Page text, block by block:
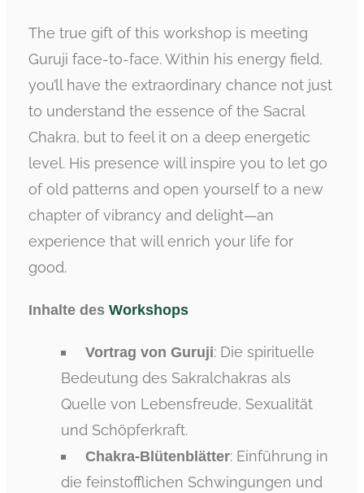
The true gift of this workshop is meeting
Guruji face-to-face. Within his energy field,
you’ll have the extraordinary chance not just
to understand the essence of the Sacral
Chakra, but to feel it on a deep energetic
level. His presence will inspire you to let go
of old patterns and open yourself to a new
chapter of vibrancy and delight—an
experience that will enrich your life for
good.
Inhalte desWorkshops
Vortrag von Guruji: Die spirituelle
Bedeutung des Sakralchakras als
Quelle von Lebensfreude, Sexualität
und Schöpferkraft.
Chakra-Blütenblätter: Einführung in
die feinstofflichen Schwingungen und